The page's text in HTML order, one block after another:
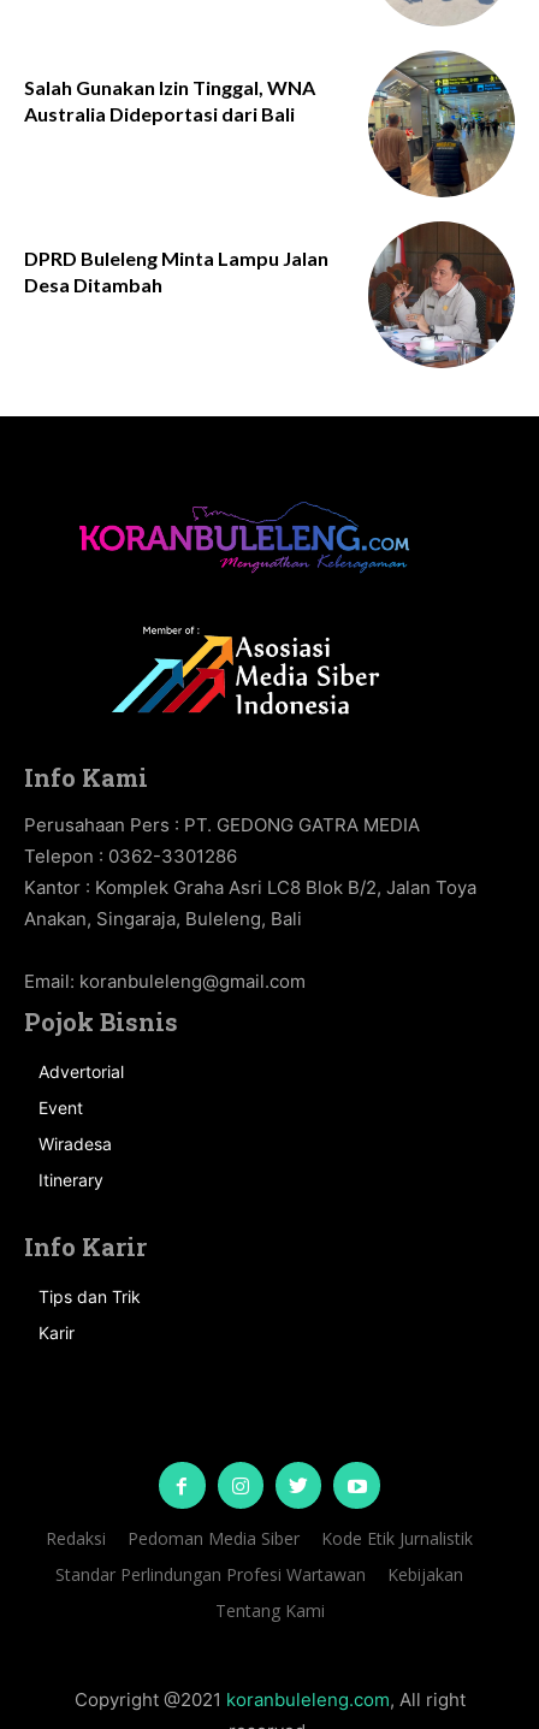
Salah Gunakan Izin Tinggal, WNA
Australia Dideportasi dari Bali
DPRD Buleleng Minta Lampu Jalan
Desa Ditambah
Info Kami
Perusahaan Pers : PT. GEDONG GATRA MEDIA
Telepon : 0362-3301286
Kantor : Komplek Graha Asri LC8 Blok B/2, Jalan Toya
Anakan, Singaraja, Buleleng, Bali
Email: koranbuleleng@gmail.com
Pojok Bisnis
Advertorial
Event
Wiradesa
Itinerary
Info Karir
Tips dan Trik
Karir
Redaksi Pedoman Media Siber
Kode Etik Jurnalistik
Standar Perlindungan Profesi Wartawan
Kebijakan
Tentang Kami
Copyright @2021 koranbuleleng.com, All right